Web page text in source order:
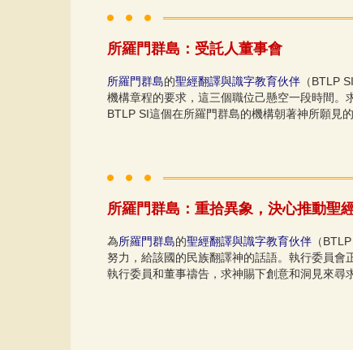
所羅門群島：受託人董事會
所羅門群島的聖經翻譯與識字教育伙伴 （BTLP
機構章程的要求，這三個職位己懸空一段時間
BTLP SI這個在所羅門群島的機構朝著神所願見的
所羅門群島：重拾異象，決心推動聖
為所羅門群島的聖經翻譯與識字教育伙伴 （
努力，給該國的民族翻譯神的話語。執行委員會
執行委員和董事禱告，求神賜下創意和洞見來尋